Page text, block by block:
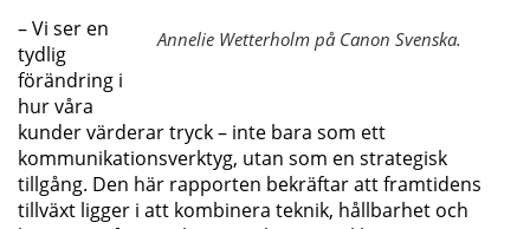
Annelie Wetterholm på Canon Svenska.
– Vi ser en
tydlig
förändring i
hur våra
kunder värderar tryck – inte bara som ett
kommunikationsverktyg, utan som en strategisk
tillgång. Den här rapporten bekräftar att framtidens
tillväxt ligger i att kombinera teknik, hållbarhet och